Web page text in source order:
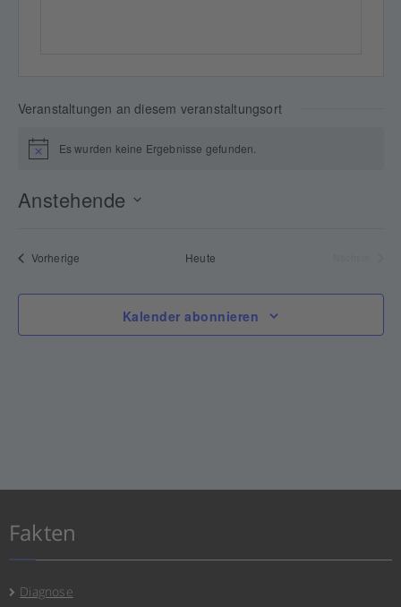
Veranstaltungen an diesem veranstaltungsort
HinweisEs wurden keine Ergebnisse gefunden.
Anstehende
Vorherige Heute
Kalender abonnieren
Fakten
Diagnose